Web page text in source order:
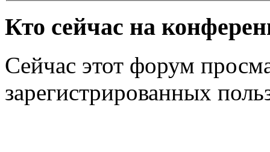
Кто сейчас на
Сейчас этот форум
зарегистрированных